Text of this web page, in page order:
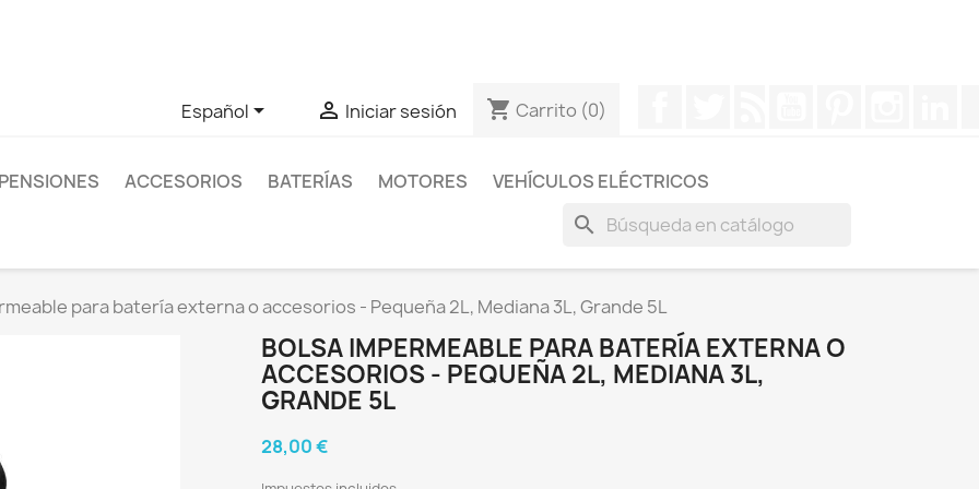
Español  Iniciar sesión shopping_cart Carrito (0)
ACCESORIOS BATERÍAS MOTORES VEHÍCULOS ELÉCTRICOS
search
para batería externa o accesorios - Pequeña 2L, Mediana 3L, Grande 5L
BOLSA IMPERMEABLE PARA BATERÍA EXTERNA O
ACCESORIOS - PEQUEÑA 2L, MEDIANA 3L,
GRANDE 5L
28,00 €